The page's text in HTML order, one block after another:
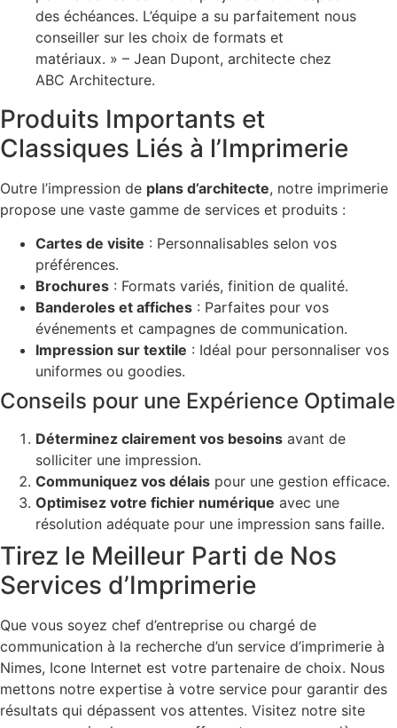
des échéances. L’équipe a su parfaitement nous
conseiller sur les choix de formats et
matériaux. » – Jean Dupont, architecte chez
ABC Architecture.
Produits Importants et
Classiques Liés à l’Imprimerie
Outre l’impression de plans d’architecte, notre imprimerie
propose une vaste gamme de services et produits :
Cartes de visite : Personnalisables selon vos
préférences.
Brochures : Formats variés, finition de qualité.
Banderoles et affiches : Parfaites pour vos
événements et campagnes de communication.
Impression sur textile : Idéal pour personnaliser vos
uniformes ou goodies.
Conseils pour une Expérience Optimale
Déterminez clairement vos besoins avant de
solliciter une impression.
Communiquez vos délais pour une gestion efficace.
Optimisez votre fichier numérique avec une
résolution adéquate pour une impression sans faille.
Tirez le Meilleur Parti de Nos
Services d’Imprimerie
Que vous soyez chef d’entreprise ou chargé de
communication à la recherche d’un service d’imprimerie à
Nimes, Icone Internet est votre partenaire de choix. Nous
mettons notre expertise à votre service pour garantir des
résultats qui dépassent vos attentes. Visitez notre site